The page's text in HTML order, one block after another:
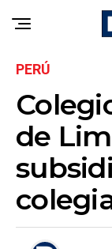
PERÚ
de